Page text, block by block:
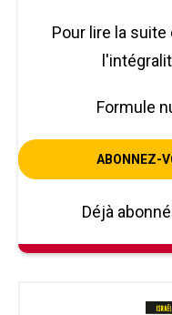
Pour lire la
Formule
ABONNEZ-
Déjà